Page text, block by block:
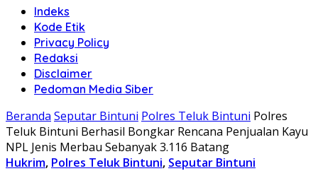
Indeks
Kode Etik
Privacy Policy
Redaksi
Disclaimer
Pedoman Media Siber
Beranda Seputar Bintuni Polres Teluk Bintuni Polres
Teluk Bintuni Berhasil Bongkar Rencana Penjualan Kayu
NPL Jenis Merbau Sebanyak 3.116 Batang
Hukrim, Polres Teluk Bintuni, Seputar Bintuni